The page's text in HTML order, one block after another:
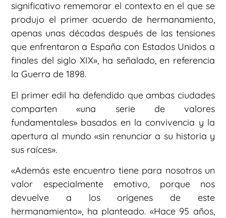
significativo rememorar el contexto en el que se
produjo el primer acuerdo de hermanamiento,
apenas unas décadas después de las tensiones
que enfrentaron a España con Estados Unidos a
finales del siglo XIX», ha señalado, en referencia
la Guerra de 1898.
El primer edil ha defendido que ambas ciudades
comparten «una serie de valores
fundamentales» basados en la convivencia y la
apertura al mundo «sin renunciar a su historia y
sus raíces».
«Además este encuentro tiene para nosotros un
valor especialmente emotivo, porque nos
devuelve a los orígenes de este
hermanamiento», ha planteado. «Hace 95 años,